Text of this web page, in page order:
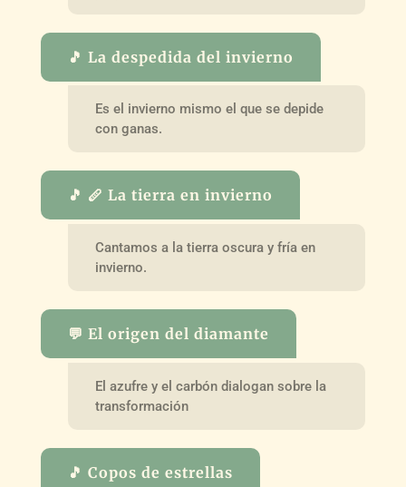
🎵 La despedida del invierno
Es el invierno mismo el que se depide
con ganas.
🎵 🪈 La tierra en invierno
Cantamos a la tierra oscura y fría en
invierno.
💬 El origen del diamante
El azufre y el carbón dialogan sobre la
transformación
🎵 Copos de estrellas